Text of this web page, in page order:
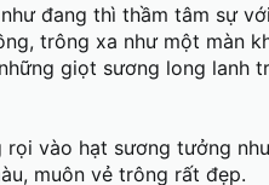
đang thì thầm tâm sự với
trông xa như một màn
giọt sương long lanh
rọi vào hạt sương tưởng
muôn vẻ trông rất đẹp.